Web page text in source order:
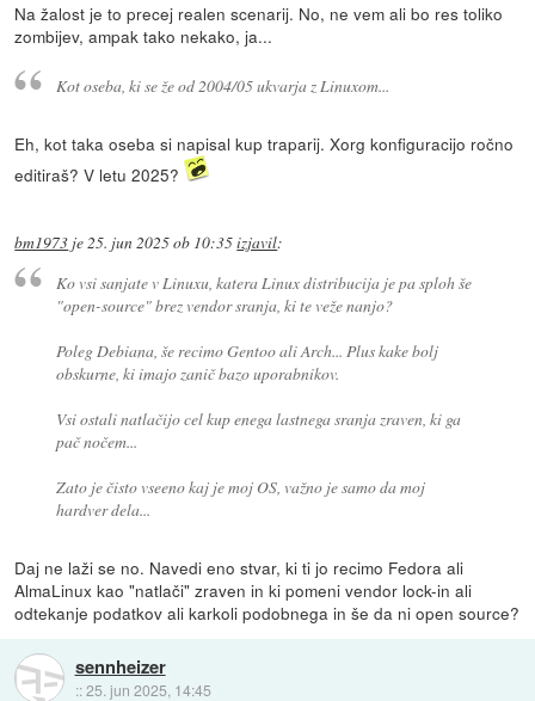
Na žalost je to precej realen scenarij. No, ne vem ali bo res toliko
zombijev, ampak tako nekako, ja...
Kot oseba, ki se že od 2004/05 ukvarja z Linuxom...
Eh, kot taka oseba si napisal kup traparij. Xorg konfiguracijo ročno
editiraš? V letu 2025?
bm1973 je25. jun 2025 ob 10:35izjavil:
Ko vsi sanjate v Linuxu, katera Linux distribucija je pa sploh še
"open-source" brez vendor sranja, ki te veže nanjo?
Poleg Debiana, še recimo Gentoo ali Arch... Plus kake bolj
obskurne, ki imajo zanič bazo uporabnikov.
Vsi ostali natlačijo cel kup enega lastnega sranja zraven, ki ga
pač nočem...
Zato je čisto vseeno kaj je moj OS, važno je samo da moj
hardver dela...
Daj ne laži se no. Navedi eno stvar, ki ti jo recimo Fedora ali
AlmaLinux kao "natlači" zraven in ki pomeni vendor lock-in ali
odtekanje podatkov ali karkoli podobnega in še da ni open source?
sennheizer
::25. jun 2025, 14:45